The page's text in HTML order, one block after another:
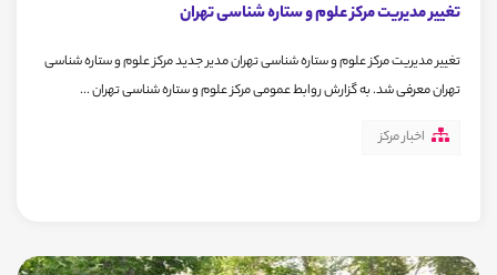
تغییر مدیریت مرکز علوم و ستاره شناسی تهران
تغییر مدیریت مرکز علوم و ستاره شناسی تهران مدیر جدید مرکز علوم و ستاره شناسی
تهران معرفی شد. به گزارش روابط عمومی مرکز علوم و ستاره شناسی تهران ...
اخبار مرکز